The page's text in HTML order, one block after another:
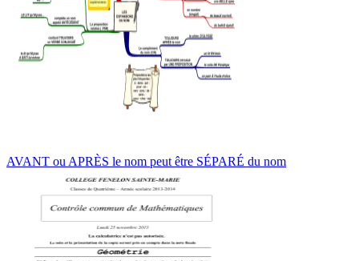
AVANT ou APRÈS le nom peut être SÉPARÉ du nom